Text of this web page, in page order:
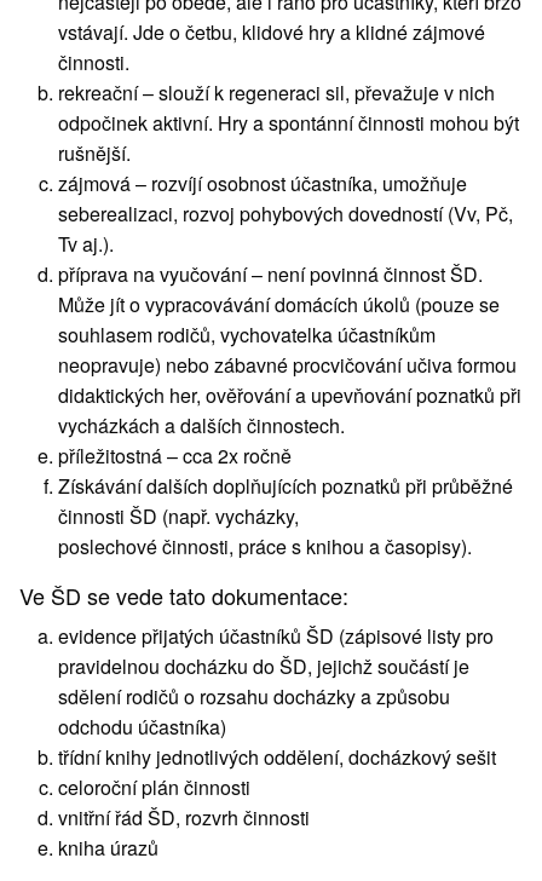
vstávají. Jde o četbu, klidové hry a klidné zájmové
činnosti.
rekreační – slouží k regeneraci sil, převažuje v nich
odpočinek aktivní. Hry a spontánní činnosti mohou být
rušnější.
zájmová – rozvíjí osobnost účastníka, umožňuje
seberealizaci, rozvoj pohybových dovedností (Vv, Pč,
Tv aj.).
příprava na vyučování – není povinná činnost ŠD.
Může jít o vypracovávání domácích úkolů (pouze se
souhlasem rodičů, vychovatelka účastníkům
neopravuje) nebo zábavné procvičování učiva formou
didaktických her, ověřování a upevňování poznatků při
vycházkách a dalších činnostech.
příležitostná – cca 2x ročně
Získávání dalších doplňujících poznatků při průběžné
činnosti ŠD (např. vycházky,
poslechové činnosti, práce s knihou a časopisy).
Ve ŠD se vede tato dokumentace:
evidence přijatých účastníků ŠD (zápisové listy pro
pravidelnou docházku do ŠD, jejichž součástí je
sdělení rodičů o rozsahu docházky a způsobu
odchodu účastníka)
třídní knihy jednotlivých oddělení, docházkový sešit
celoroční plán činnosti
vnitřní řád ŠD, rozvrh činnosti
kniha úrazů